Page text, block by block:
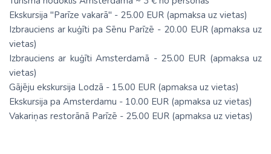
Ekskursija "Parīze vakarā" - 25.00 EUR (apmaksa uz vietas)
Izbrauciens ar kuģīti pa Sēnu Parīzē - 20.00 EUR (apmaksa uz
vietas)
Izbrauciens ar kuģīti Amsterdamā - 25.00 EUR (apmaksa uz
vietas)
Gājēju ekskursija Lodzā - 15.00 EUR (apmaksa uz vietas)
Ekskursija pa Amsterdamu - 10.00 EUR (apmaksa uz vietas)
Vakariņas restorānā Parīzē - 25.00 EUR (apmaksa uz vietas)